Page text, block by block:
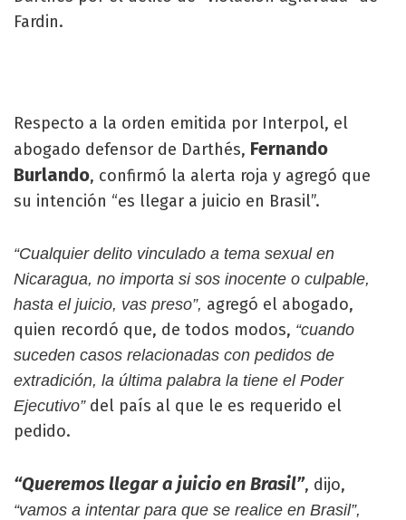
Fardin.
Respecto a la orden emitida por Interpol, el
abogado defensor de Darthés, Fernando
Burlando, confirmó la alerta roja y agregó que
su intención “es llegar a juicio en Brasil”.
“Cualquier delito vinculado a tema sexual en
Nicaragua, no importa si sos inocente o culpable,
hasta el juicio, vas preso”, agregó el abogado,
quien recordó que, de todos modos, “cuando
suceden casos relacionadas con pedidos de
extradición, la última palabra la tiene el Poder
Ejecutivo” del país al que le es requerido el
pedido.
“Queremos llegar a juicio en Brasil”, dijo,
“vamos a intentar para que se realice en Brasil”,